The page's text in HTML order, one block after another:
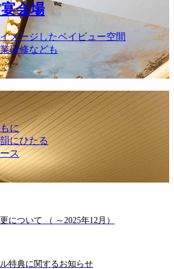
宴会場
メージしたベイビュー空間
研修なども
に
にひたる
ス
について （ ～2025年12月）
特典に関するお知らせ